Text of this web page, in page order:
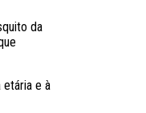
da
etária e à